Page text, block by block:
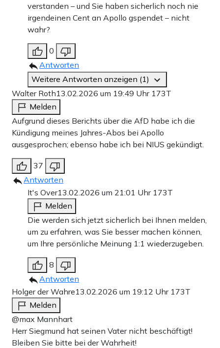
verstanden – und Sie haben sicherlich noch nie
irgendeinen Cent an Apollo gspendet – nicht
wahr?
0
Antworten
Weitere Antworten anzeigen (1)
Walter Roth13.02.2026 um 19:49 Uhr 173T
Melden
Aufgrund dieses Berichts über die AfD habe ich die
Kündigung meines Jahres-Abos bei Apollo
ausgesprochen; ebenso habe ich bei NIUS gekündigt.
37
Antworten
It's Over13.02.2026 um 21:01 Uhr 173T
Melden
Die werden sich jetzt sicherlich bei Ihnen melden,
um zu erfahren, was Sie besser machen können,
um Ihre persönliche Meinung 1:1 wiederzugeben.
8
Antworten
Holger der Wahre13.02.2026 um 19:12 Uhr 173T
Melden
@max Mannhart
Herr Siegmund hat seinen Vater nicht beschäftigt!
Bleiben Sie bitte bei der Wahrheit!